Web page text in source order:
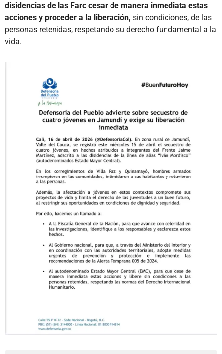
disidencias de las Farc cesar de manera inmediata estas
acciones y proceder a la liberación, sin condiciones, de las
personas retenidas, respetando su derecho fundamental a la
vida.